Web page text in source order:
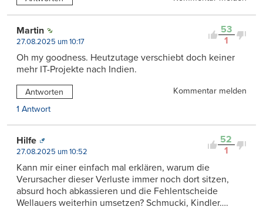
53
1
Martin
27.08.2025 um 10:17
Oh my goodness. Heutzutage verschiebt doch keiner
mehr IT-Projekte nach Indien.
Antworten
Kommentar melden
1 Antwort
52
1
Hilfe
27.08.2025 um 10:52
Kann mir einer einfach mal erklären, warum die
Verursacher dieser Verluste immer noch dort sitzen,
absurd hoch abkassieren und die Fehlentscheide
Wellauers weiterhin umsetzen? Schmucki, Kindler….